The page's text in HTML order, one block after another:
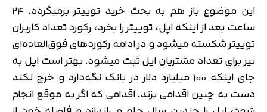
این موضوع باز هم به بحث خرید توییتر برمیگردد. ۲۴
ساعت بعد از اینکه اپل، توییتر را بخرد، رکورد تعداد کاربران
توییتر شکسته میشود و در ادامه رکوردهای فوق‌العاده‌ای
نیز برای تعداد مشتریان اپل ثبت میشود. بهتر است اپل به
جای اینکه ۱۰۰ میلیارد دلار در بانک نگه‌دارد و خرج نکند
دست به چنین اقدامی بزند. اقدامی که اگر به موقع انجام